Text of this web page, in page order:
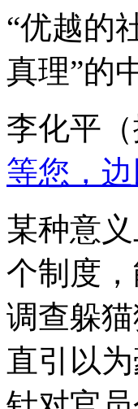
“优越的
真理”的
李化平（
等您，
某种意
个制度
调查躲
直引以